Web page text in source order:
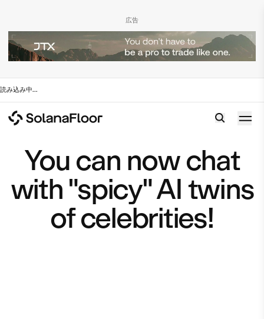
広告
読み込み中...
You can now chat
with "spicy" AI twins
of celebrities!